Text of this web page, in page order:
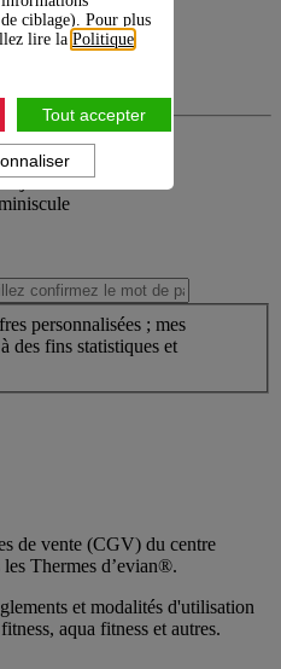
ciblage). Pour plus
lire la Politique
Tout accepter
personnalisées ; mes
des fins statistiques et
de vente (CGV) du centre
Thermes d’evian®.
et modalités d'utilisation
aqua fitness et autres.